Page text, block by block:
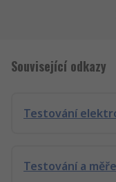
Související odkazy
Testování
Testování a